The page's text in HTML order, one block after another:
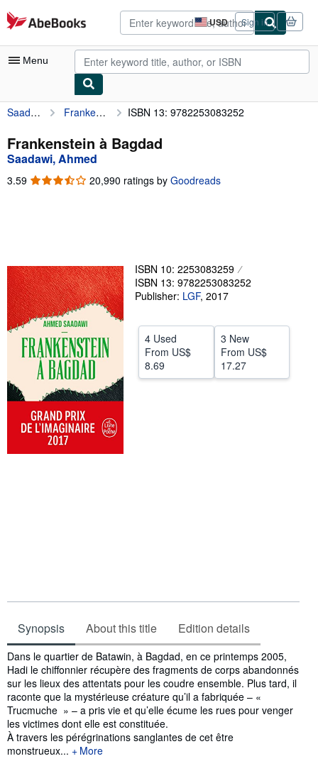
Skip to main content
AbeBooks.com USD
Site
shopping
preferences
Sign in
Menu
My Account
My Purchases
Advanced Search
Browse Collections
Textbooks
Sellers
Start Selling
Help
CLOSE
Saadawi, Ahmed Frankenstein à Bagdad ISBN 13: 9782253083252
Frankenstein à Bagdad
Saadawi, Ahmed
3.59 3.59
20,990 ratings by Goodreads
ISBN 10: 2253083259
ISBN 13: 9782253083252
Publisher: LGF, 2017
4 Used
From US$
8.69
3 New
From US$
17.27
Synopsis About this title Edition details
Synopsis
Dans le quartier de Batawin, à Bagdad, en ce printemps 2005,
Hadi le chiffonnier récupère des fragments de corps abandonnés
sur les lieux des attentats pour les coudre ensemble. Plus tard, il
raconte que la mystérieuse créature qu’il a fabriquée – «
Trucmuche » – a pris vie et qu’elle écume les rues pour venger
les victimes dont elle est constituée.
À travers les pérégrinations sanglantes de cet être
monstrueux...
More